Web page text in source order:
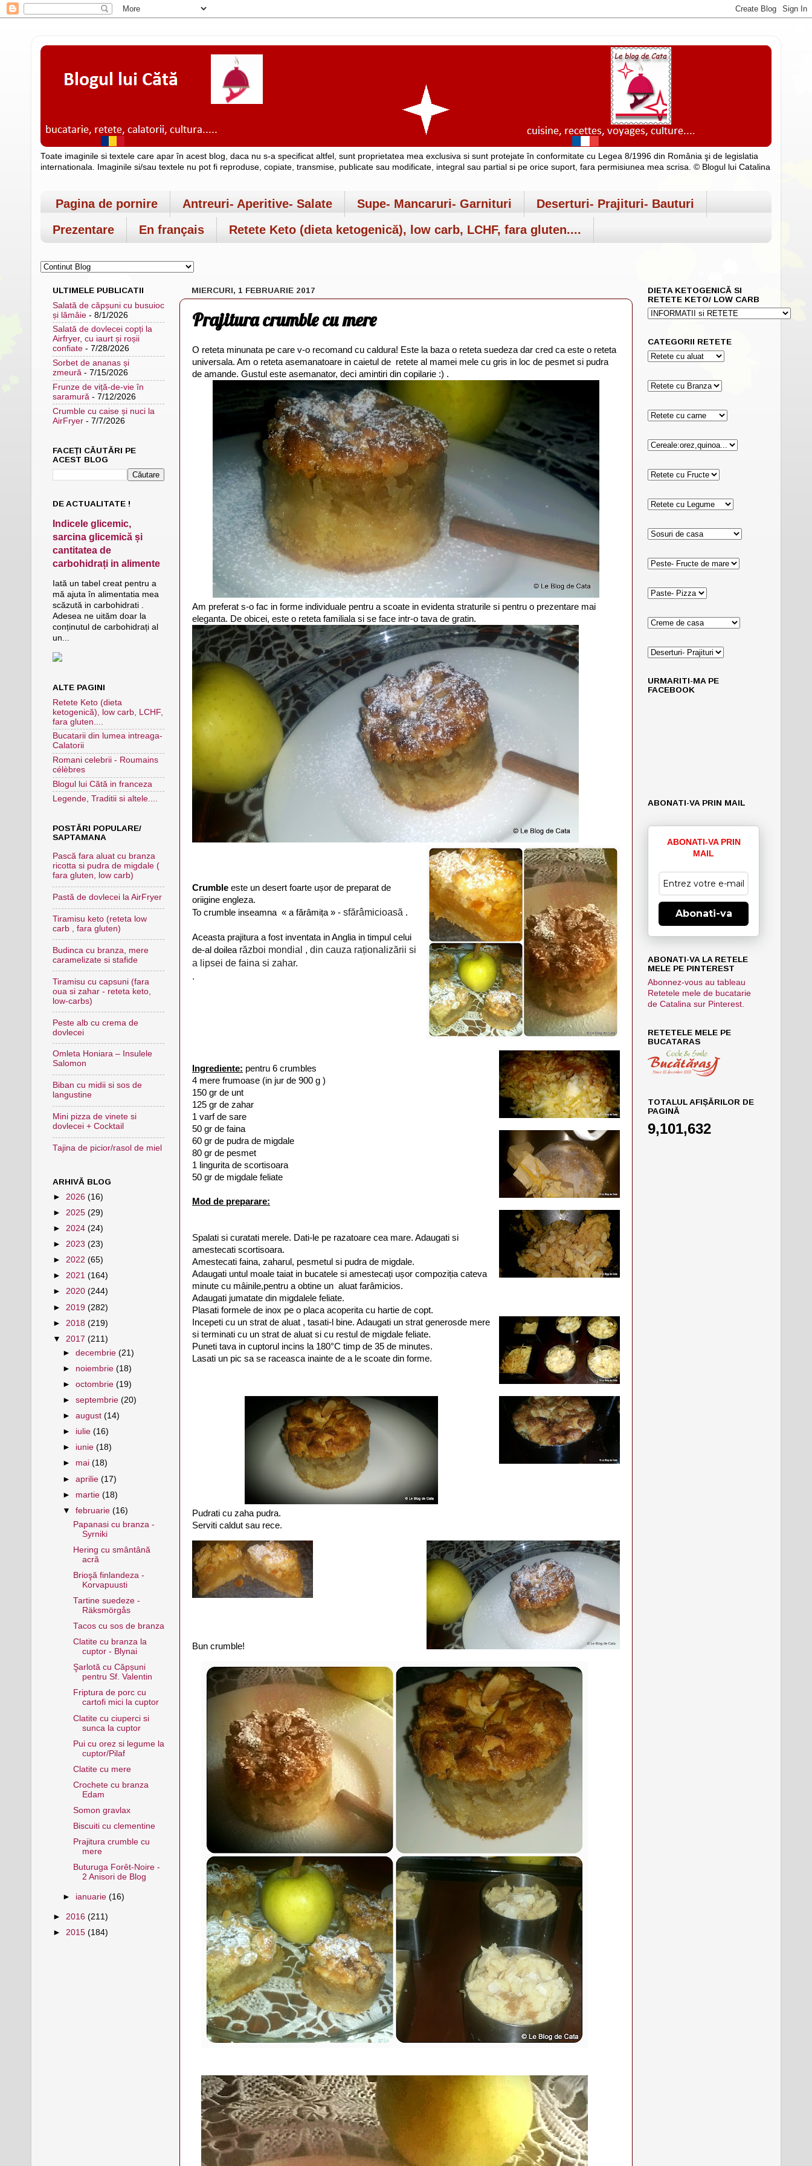
Toate imaginile si textele care apar în acest blog, daca nu s-a specificat altfel, sunt proprietatea mea exclusiva si sunt protejate în conformitate cu Legea 8/1996 din România şi de legislatia
internationala. Imaginile si/sau textele nu pot fi reproduse, copiate, transmise, publicate sau modificate, integral sau partial si pe orice suport, fara permisiunea mea scrisa. © Blogul lui Catalina
Pagina de pornire Antreuri- Aperitive- Salate Supe- Mancaruri- Garnituri
Deserturi- Prajituri- Bauturi
Prezentare
En français Retete Keto (dieta ketogenică), low carb, LCHF, fara gluten....
MIERCURI, 1 FEBRUARIE 2017
Prajitura crumble cu mere
O reteta minunata pe care v-o recomand cu caldura! Este la baza o reteta suedeza dar cred ca este o reteta
universala. Am o reteta asemanatoare in caietul de retete al mamei mele cu gris in loc de pesmet si pudra
de amande. Gustul este asemanator, deci amintiri din copilarie :) .
Am preferat s-o fac in forme individuale pentru a scoate in evidenta straturile si pentru o prezentare mai
eleganta. De obicei, este o reteta familiala si se face intr-o tava de gratin.
Crumble este un desert foarte ușor de preparat de
oriigine engleza.
To crumble inseamna « a fărâmița » - sfărâmicioasă .
Aceasta prajitura a fost inventata in Anglia in timpul celui
de-al doilea război mondial , din cauza raționalizării si
a lipsei de faina si zahar.
.
Ingrediente: pentru 6 crumbles
4 mere frumoase (in jur de 900 g )
150 gr de unt
125 gr de zahar
1 varf de sare
50 gr de faina
60 gr de pudra de migdale
80 gr de pesmet
1 lingurita de scortisoara
50 gr de migdale feliate
Mod de preparare:
Spalati si curatati merele. Dati-le pe razatoare cea mare. Adaugati si
amestecati scortisoara.
Amestecati faina, zaharul, pesmetul si pudra de migdale.
Adaugati untul moale taiat in bucatele si amestecați ușor compoziția cateva
minute cu mâinile,pentru a obtine un aluat farâmicios.
Adaugati jumatate din migdalele feliate.
Plasati formele de inox pe o placa acoperita cu hartie de copt.
Incepeti cu un strat de aluat , tasati-l bine. Adaugati un strat generosde mere
si terminati cu un strat de aluat si cu restul de migdale feliate.
Puneti tava in cuptorul incins la 180°C timp de 35 de minutes.
Lasati un pic sa se raceasca inainte de a le scoate din forme.
Pudrati cu zaha pudra.
Serviti caldut sau rece.
Bun crumble!
ULTIMELE PUBLICATII
Salată de căpșuni cu busuioc
și lămâie - 8/1/2026
Salată de dovlecei copți la
Airfryer, cu iaurt și roșii
confiate - 7/28/2026
Sorbet de ananas și
zmeură - 7/15/2026
Frunze de viță-de-vie în
saramură - 7/12/2026
Crumble cu caise și nuci la
AirFryer - 7/7/2026
FACEȚI CĂUTĂRI PE
ACEST BLOG
DE ACTUALITATE !
Indicele glicemic,
sarcina glicemică și
cantitatea de
carbohidrați in alimente
Iată un tabel creat pentru a
mă ajuta în alimentatia mea
scăzută in carbohidrati .
Adesea ne uităm doar la
conținutul de carbohidrați al
un...
ALTE PAGINI
Retete Keto (dieta
ketogenică), low carb, LCHF,
fara gluten....
Bucatarii din lumea intreaga-
Calatorii
Romani celebrii - Roumains
célèbres
Blogul lui Cătă in franceza
Legende, Traditii si altele....
POSTĂRI POPULARE/
SAPTAMANA
Pască fara aluat cu branza
ricotta si pudra de migdale (
fara gluten, low carb)
Pastă de dovlecei la AirFryer
Tiramisu keto (reteta low
carb , fara gluten)
Budinca cu branza, mere
caramelizate si stafide
Tiramisu cu capsuni (fara
oua si zahar - reteta keto,
low-carbs)
Peste alb cu crema de
dovlecei
Omleta Honiara – Insulele
Salomon
Biban cu midii si sos de
langustine
Mini pizza de vinete si
dovlecei + Cocktail
Tajina de picior/rasol de miel
ARHIVĂ BLOG
► 2026 (16)
► 2025 (29)
► 2024 (24)
► 2023 (23)
► 2022 (65)
► 2021 (164)
► 2020 (244)
► 2019 (282)
► 2018 (219)
▼ 2017 (211)
►decembrie(21)
► noiembrie(18)
►octombrie(19)
►septembrie(20)
►august(14)
► iulie(16)
► iunie(18)
► mai(18)
►aprilie(17)
► martie(18)
▼februarie(16)
Papanasi cu branza -
Syrniki
Hering cu smântână
acră
Brioşă finlandeza -
Korvapuusti
Tartine suedeze -
Räksmörgås
Tacos cu sos de branza
Clatite cu branza la
cuptor - Blynai
Şarlotă cu Căpșuni
pentru Sf. Valentin
Friptura de porc cu
cartofi mici la cuptor
Clatite cu ciuperci si
sunca la cuptor
Pui cu orez si legume la
cuptor/Pilaf
Clatite cu mere
Crochete cu branza
Edam
Somon gravlax
Biscuiti cu clementine
Prajitura crumble cu
mere
Buturuga Forêt-Noire -
2 Anisori de Blog
► ianuarie(16)
► 2016 (211)
► 2015 (184)
DIETA KETOGENICĂ SI
RETETE KETO/ LOW CARB
CATEGORII RETETE
URMARITI-MA PE
FACEBOOK
ABONATI-VA PRIN MAIL
ABONATI-VA PRIN
MAIL
Abonati-va
ABONATI-VA LA RETELE
MELE PE PINTEREST
Abonnez-vous au tableau
Retetele mele de bucatarie
de Catalina sur Pinterest.
RETETELE MELE PE
BUCATARAS
TOTALUL AFIȘĂRILOR DE
PAGINĂ
9,101,632